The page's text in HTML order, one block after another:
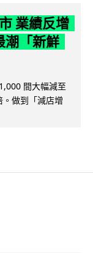
業績反增
潮「新鮮
間大幅減至
做到「減店增